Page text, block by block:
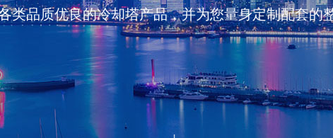
类品质优良的冷却塔产品，并为您量身定制配套的